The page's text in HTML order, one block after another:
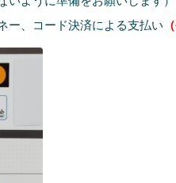
、コード決済による支払い